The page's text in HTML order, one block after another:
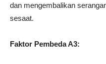
dan mengembalikan
sesaat.
Faktor Pembeda A3: